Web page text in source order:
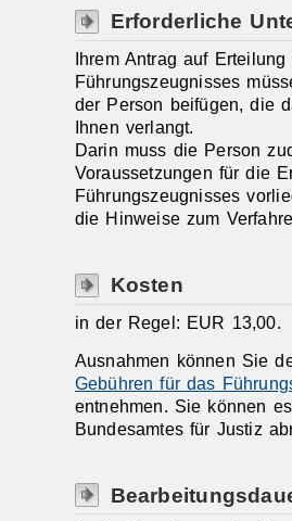
Erforderliche
Ihrem Antrag auf
Führungszeugnisses
der Person beifügen, die
Ihnen verlangt.
Darin muss die Person
Voraussetzungen für die
Führungszeugnisses
die Hinweise zum
Kosten
in der Regel: EUR 13,00.
Ausnahmen können Sie
Gebühren für das
entnehmen. Sie können
Bundesamtes für Justiz